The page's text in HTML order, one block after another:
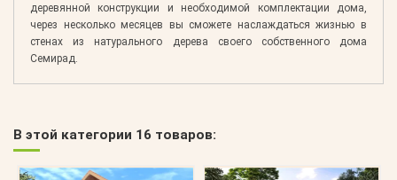
деревянной конструкции и необходимой комплектации дома,
через несколько месяцев вы сможете наслаждаться жизнью в
стенах из натурального дерева своего собственного дома
Семирад.
В этой категории 16 товаров: